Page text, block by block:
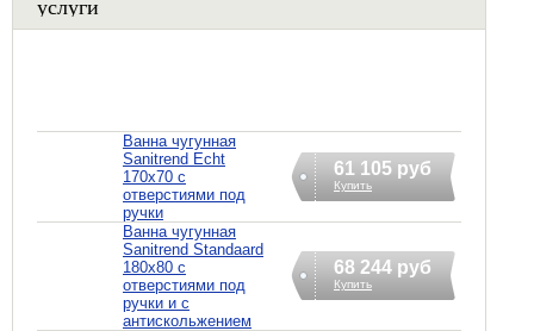
Ванна чугунная
Sanitrend Echt
170х70 с
отверстиями под
ручки
61 105 руб
Купить
Ванна чугунная
Sanitrend Standaard
180х80 с
отверстиями под
ручки и с
антискольжением
68 244 руб
Купить